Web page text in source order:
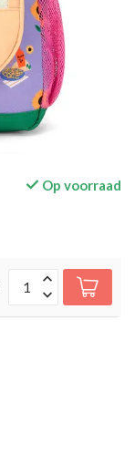
Op voorraad